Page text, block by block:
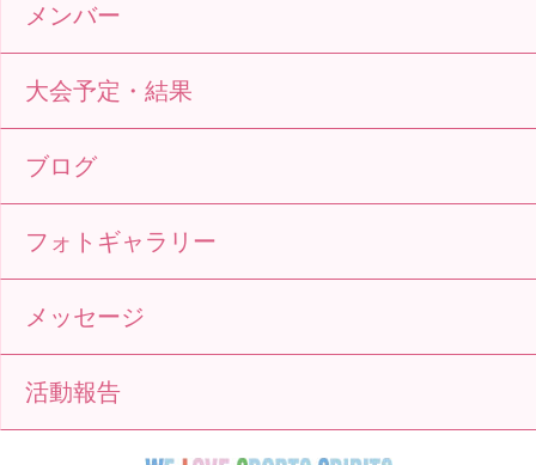
メンバー
大会予定・結果
ブログ
フォトギャラリー
メッセージ
活動報告